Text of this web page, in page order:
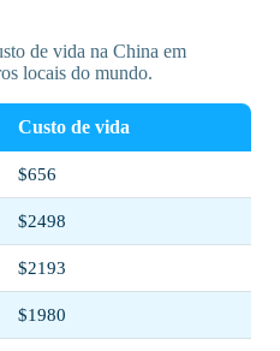
de vida na China em
locais do mundo.
Custo de vida
$656
$2498
$2193
$1980